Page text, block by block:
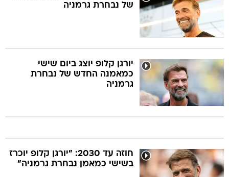
של נבחרת גרמניה
יורגן קלופ יוצג ביום שישי
כמאמנה החדש של נבחרת
גרמניה
חוזה עד 2030: "יורגן קלופ יוכרז
בשישי כמאמן נבחרת גרמניה"